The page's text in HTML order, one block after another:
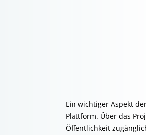
Ein wichtiger Aspekt
Plattform. Über das
Öffentlichkeit